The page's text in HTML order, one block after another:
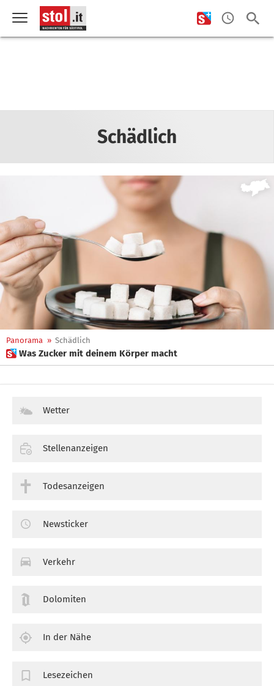
Schädlich
Panorama » Schädlich
 Was Zucker mit deinem Körper macht
Wetter
Stellenanzeigen
Todesanzeigen
Newsticker
Verkehr
Dolomiten
In der Nähe
Lesezeichen